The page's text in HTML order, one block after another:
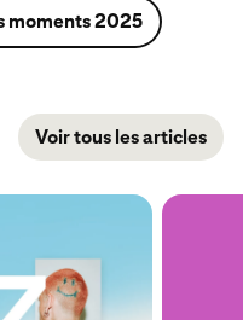
moments 2025
Voir tous les articles